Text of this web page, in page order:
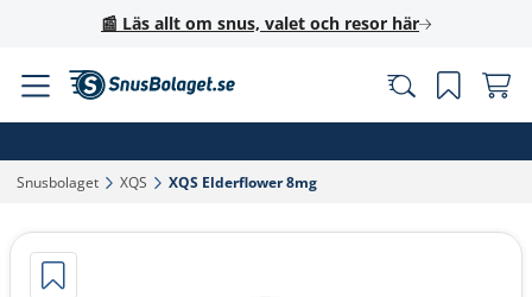
📰 Läs allt om snus, valet och resor här
Snusbolaget‎ XQS‎ XQS Elderflower 8mg‎